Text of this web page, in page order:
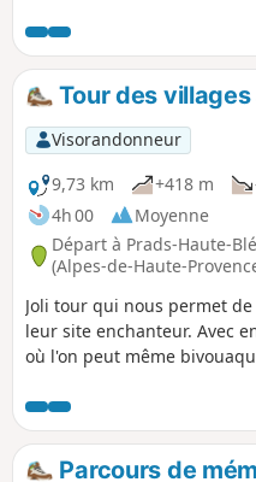
Tour des
Visorandonneur
9,73 km
+418 m
4h 00
Moyenne
Départ à Prads-Haute-
(Alpes-de-Haute-
Joli tour qui nous permet
leur site enchanteur. Avec
où l'on peut même
Parcours de